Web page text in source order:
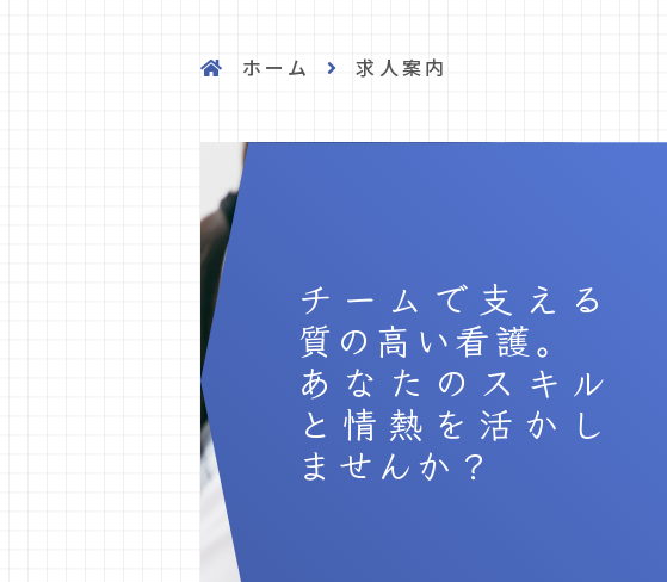
ホーム 求人案内
チームで支える
質の高い看護。
あなたのスキル
と情熱を活かし
ませんか？